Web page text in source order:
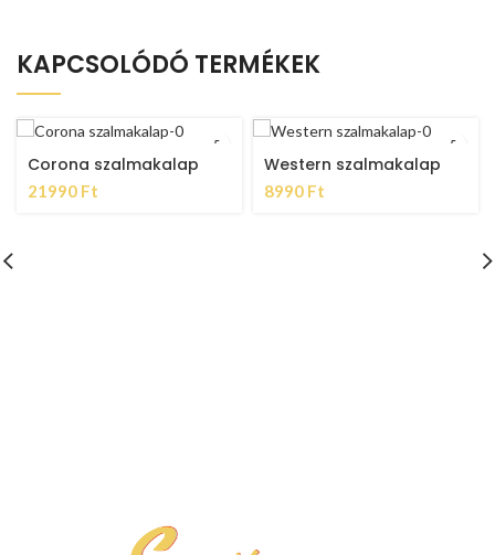
KAPCSOLÓDÓ TERMÉKEK
Corona szalmakalap
21990 Ft
Western szalmakalap
8990 Ft